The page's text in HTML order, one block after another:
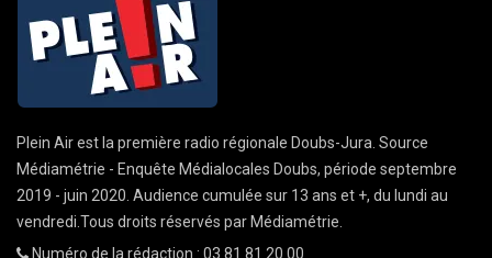
Plein Air est la première radio régionale Doubs-Jura. Source
Médiamétrie - Enquête Médialocales Doubs, période septembre
2019 - juin 2020. Audience cumulée sur 13 ans et +, du lundi au
vendredi.Tous droits réservés par Médiamétrie.
Numéro de la rédaction : 03 81 81 20 00